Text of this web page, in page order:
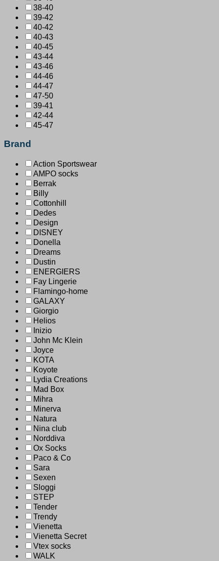
38-40
39-42
40-42
40-43
40-45
43-44
43-46
44-46
44-47
47-50
39-41
42-44
45-47
Brand
Action Sportswear
AMPO socks
Berrak
Billy
Cottonhill
Dedes
Design
DISNEY
Donella
Dreams
Dustin
ENERGIERS
Fay Lingerie
Flamingo-home
GALAXY
Giorgio
Helios
Inizio
John Mc Klein
Joyce
KOTA
Koyote
Lydia Creations
Mad Box
Mihra
Minerva
Natura
Nina club
Norddiva
Ox Socks
Paco & Co
Sara
Sexen
Sloggi
STEP
Tender
Trendy
Vienetta
Vienetta Secret
Vtex socks
WALK